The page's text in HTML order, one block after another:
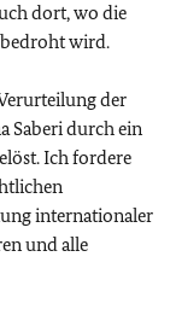
dort, wo die
bedroht wird.
der
Saberi durch ein
Ich fordere
internationaler
und alle